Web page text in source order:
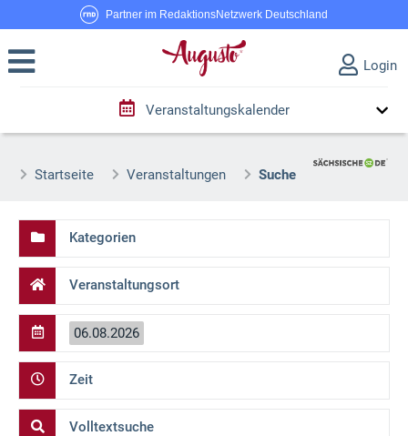
Partner im RedaktionsNetzwerk Deutschland
Login
Veranstaltungskalender
Startseite Veranstaltungen Suche
Kategorien
Veranstaltungsort
06.08.2026
Zeit
Volltextsuche